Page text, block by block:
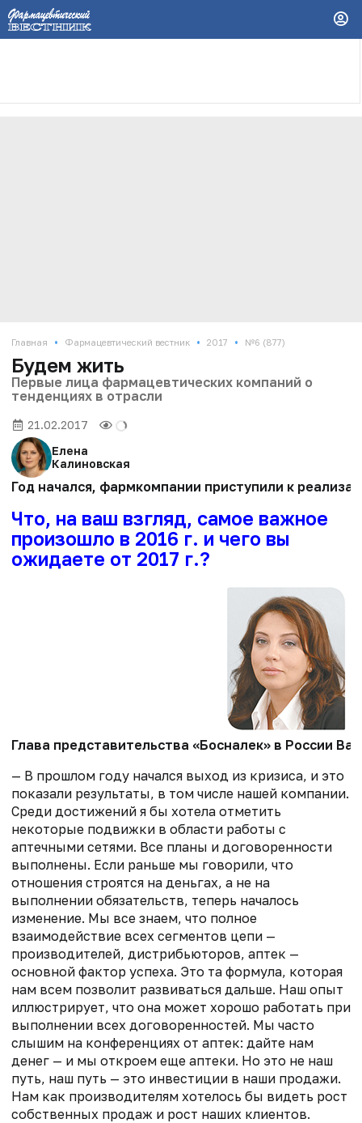
Главная • Фармацевтический вестник • 2017 • №6 (877)
Будем жить
Первые лица фармацевтических компаний о
тенденциях в отрасли
21.02.2017
Елена
Калиновская
Год начался, фармкомпании приступили к
Что, на ваш взгляд, самое важное
произошло в 2016 г. и чего вы
ожидаете от 2017 г.?
Глава представительства «Босналек» в России
— В прошлом году начался выход из кризиса, и это
показали результаты, в том числе нашей компании.
Среди достижений я бы хотела отметить
некоторые подвижки в области работы с
аптечными сетями. Все планы и договоренности
выполнены. Если раньше мы говорили, что
отношения строятся на деньгах, а не на
выполнении обязательств, теперь началось
изменение. Мы все знаем, что полное
взаимодействие всех сегментов цепи —
производителей, дистрибьюторов, аптек —
основной фактор успеха. Это та формула, которая
нам всем позволит развиваться дальше. Наш опыт
иллюстрирует, что она может хорошо работать при
выполнении всех договоренностей. Мы часто
слышим на конференциях от аптек: дайте нам
денег — и мы откроем еще аптеки. Но это не наш
путь, наш путь — это инвестиции в наши продажи.
Нам как производителям хотелось бы видеть рост
собственных продаж и рост наших клиентов.